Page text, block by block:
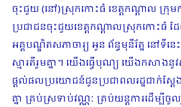
ចុះជួយ (នៅ)ស្រុកកោះធំ ខេត្តកណ្ដាល ក្រុ
ប្រជាជនចុះជួយខេត្តកណ្ដាលស្រុកកោះធំ ដ
អគ្គបណ្ឌិតសភាចារ្យ អូន ព័ន្ធមុនីរ័ត្ន នៅទីន
ស្មារតីរួមគ្នា។ យើងធ្វើបុណ្យ យើងកសាង
ផ្ដល់ផលប្រយោជន៍ជូនប្រជាពលរដ្ឋជាក់ស្ដែង
គ្នា គ្រប់ស្រទាប់វណ្ណៈ គ្រប់យន្ដការដើម្បីចូ